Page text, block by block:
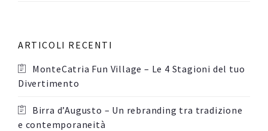
ARTICOLI RECENTI
MonteCatria Fun Village – Le 4 Stagioni del tuo
Divertimento
Birra d’Augusto – Un rebranding tra tradizione
e contemporaneità